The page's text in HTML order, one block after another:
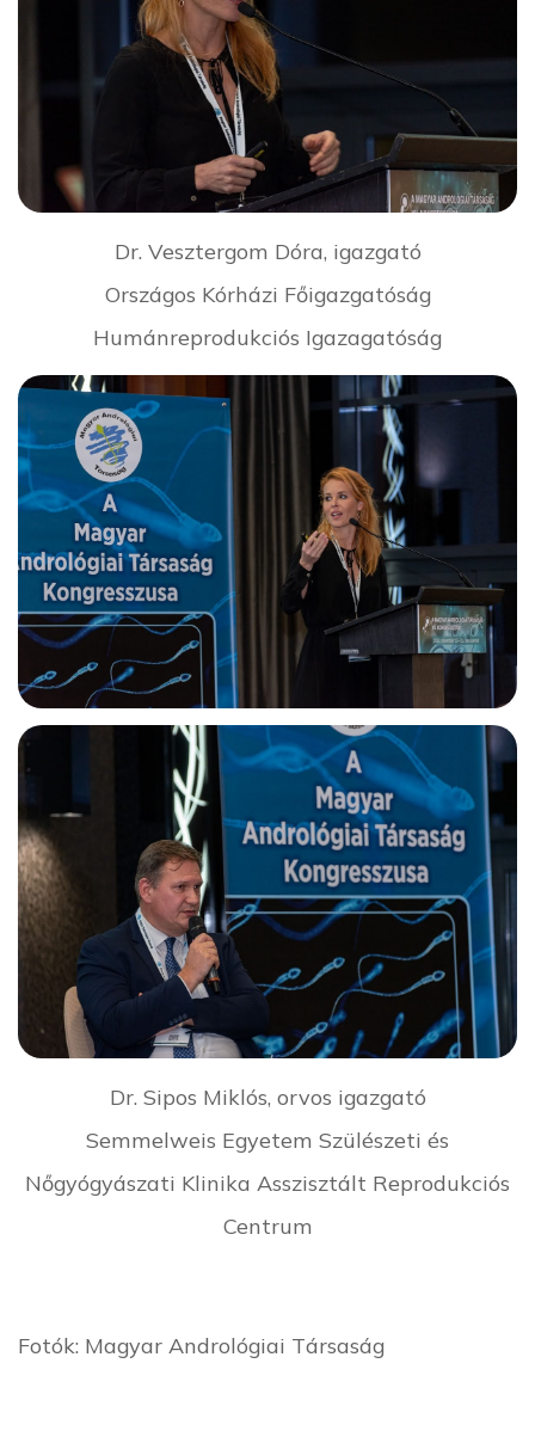
Dr. Vesztergom Dóra, igazgató
Országos Kórházi Főigazgatóság
Humánreprodukciós Igazagatóság
Dr. Sipos Miklós, orvos igazgató
Semmelweis Egyetem Szülészeti és
Nőgyógyászati Klinika Asszisztált Reprodukciós
Centrum
Fotók: Magyar Andrológiai Társaság